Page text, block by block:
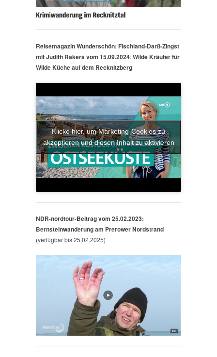
Reisemagazin Wunderschön: Fischland-Darß-Zingst
mit Judith Rakers vom 15.09.2024:Wilde Kräuter für
Wilde Küche auf dem Recknitzberg
Klicke hier, um Marketing-Cookies zu
akzeptieren und diesen Inhalt zu aktivieren
NDR-nordtour-Beitrag vom 25.02.2023:
Bernsteinwanderung am Prerower Nordstrand
(verfügbar bis 25.02.2025)